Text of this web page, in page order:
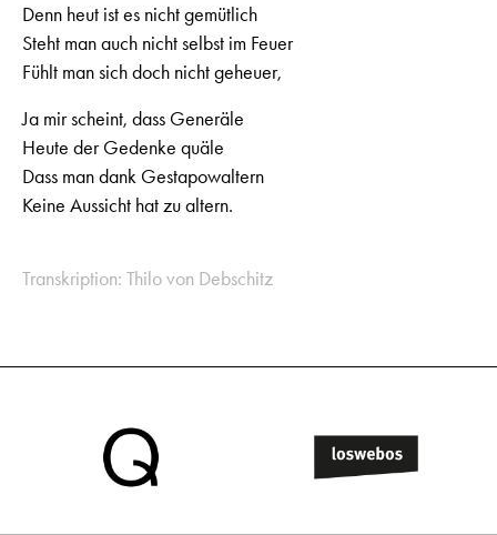
Denn heut ist es nicht gemütlich
Steht man auch nicht selbst im Feuer
Fühlt man sich doch nicht geheuer,
Ja mir scheint, dass Generäle
Heute der Gedenke quäle
Dass man dank Gestapowaltern
Keine Aussicht hat zu altern.
Transkription: Thilo von Debschitz